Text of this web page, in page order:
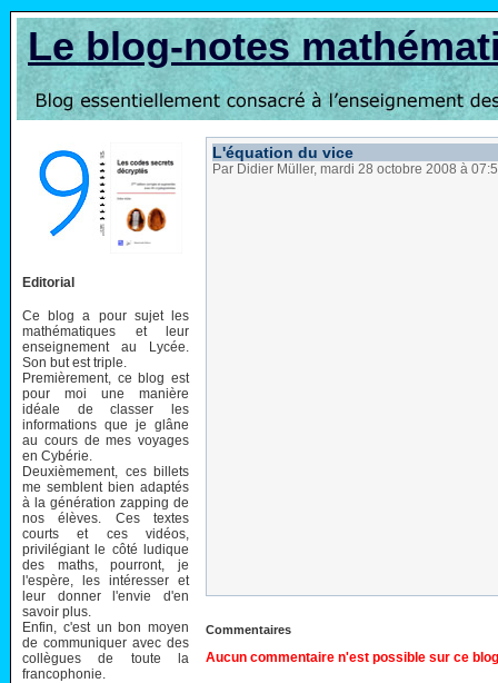
Le blog-notes
Editorial
Ce blog a pour sujet les
mathématiques et leur
enseignement au Lycée.
Son but est triple.
Premièrement, ce blog est
pour moi une manière
idéale de classer les
informations que je glâne
au cours de mes voyages
en Cybérie.
Deuxièmement, ces billets
me semblent bien adaptés
à la génération zapping de
nos élèves. Ces textes
courts et ces vidéos,
privilégiant le côté ludique
des maths, pourront, je
l'espère, les intéresser et
leur donner l'envie d'en
savoir plus.
Enfin, c'est un bon moyen
de communiquer avec des
collègues de toute la
francophonie.
L'équation du vice
Par Didier Müller, mardi 28 octobre 2008 à
Commentaires
Aucun commentaire n'est possible sur ce